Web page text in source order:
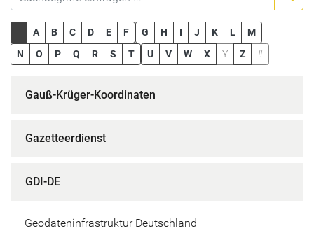
A B C D E F G H I J K L
M
N
O P Q R S T U V W X Y Z #
Gauß-Krüger-Koordinaten
Gazetteerdienst
GDI-DE
Geodateninfrastruktur Deutschland